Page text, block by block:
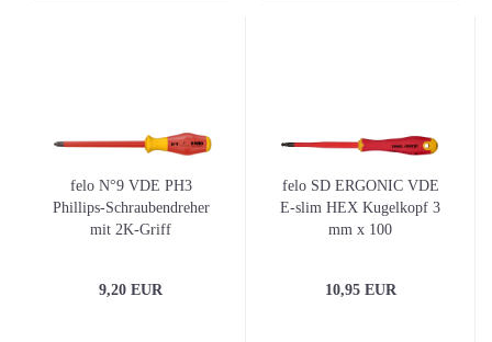
felo N°9 VDE PH3
Phillips-Schraubendreher
mit 2K-Griff
9,20 EUR
felo SD ERGONIC VDE
E-slim HEX Kugelkopf 3
mm x 100
10,95 EUR